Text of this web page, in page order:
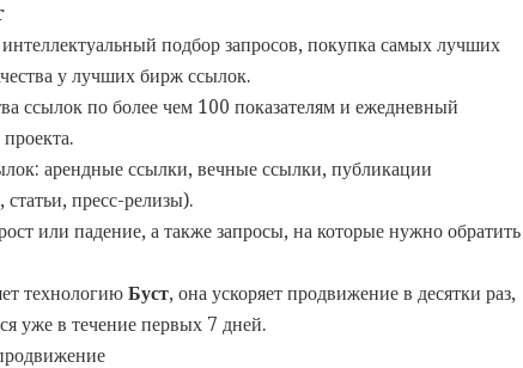
подбор запросов, покупка самых лучших
у лучших бирж ссылок.
ссылок по более чем 100 показателям и ежедневный
проекта.
арендные ссылки, вечные ссылки, публикации
пресс-релизы).
или падение, а также запросы, на которые нужно обратить
технологиюБуст, она ускоряет продвижение в десятки раз,
уже в течение первых 7 дней.